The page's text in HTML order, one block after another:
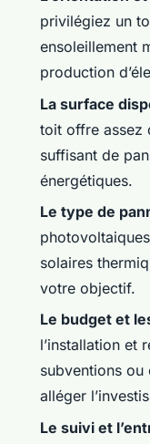
privilégiez un
ensoleillement
production
La surface
toit offre assez
suffisant de
énergétiques.
Le type de
solaires
votre objectif.
Le budget et
l’installation et
subventions ou
alléger
Le suivi et